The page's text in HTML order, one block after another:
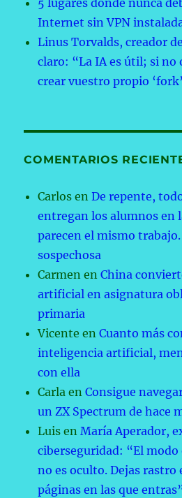
5 lugares donde nunca
Internet sin VPN
Linus Torvalds, creador
claro: “La IA es útil; si no
crear vuestro propio
COMENTARIOS
Carlos enDe repente,
entregan los alumnos en
parecen el mismo
sospechosa
Carmen enChina
artificial en asignatura
primaria
Vicente enCuanto más
inteligencia artificial,
con ella
Carla enConsigue
un ZX Spectrum de hace
Luis enMaría Aperador,
ciberseguridad: “El modo
no es oculto. Dejas rastro
páginas en las que